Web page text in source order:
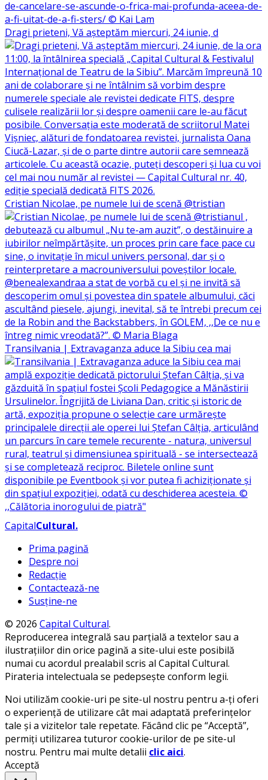
Dragi prieteni, Vă așteptăm miercuri, 24 iunie, d
Cristian Nicolae, pe numele lui de scenă @tristian
Transilvania | Extravaganza aduce la Sibiu cea mai
CapitalCultural.
Prima pagină
Despre noi
Redacție
Contactează-ne
Susține-ne
© 2026 Capital Cultural.
Reproducerea integrală sau parțială a textelor sau a
ilustrațiilor din orice pagină a site-ului este posibilă
numai cu acordul prealabil scris al Capital Cultural.
Pirateria intelectuala se pedepsește conform legii.
Noi utilizăm cookie-uri pe site-ul nostru pentru a-ți oferi
o experiență de utilizare cât mai adaptată preferințelor
tale și a vizitelor tale repetate. Făcând clic pe “Acceptă”,
permiți utilizarea tuturor cookie-urilor de pe site-ul
nostru. Pentru mai multe detalii clic aici.
Acceptă